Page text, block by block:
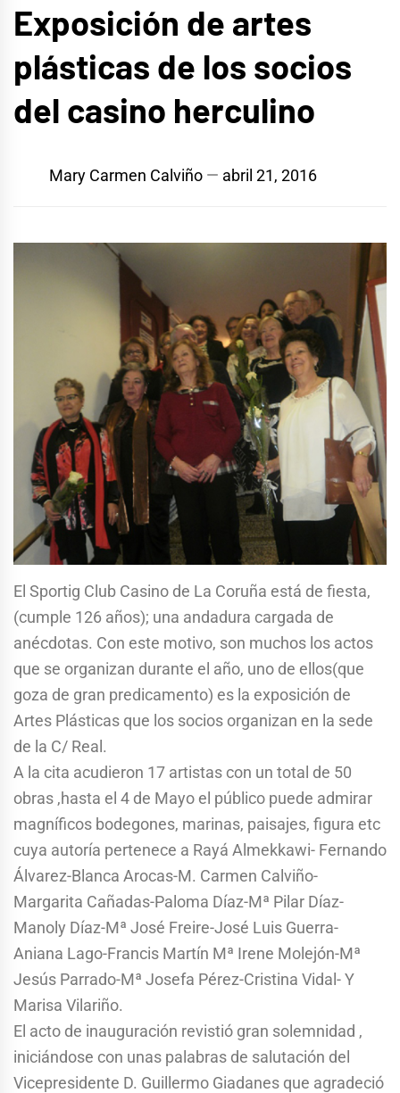
Exposición de artes
plásticas de los socios
del casino herculino
Mary Carmen Calviño abril 21, 2016
El Sportig Club Casino de La Coruña está de fiesta,
(cumple 126 años); una andadura cargada de
anécdotas. Con este motivo, son muchos los actos
que se organizan durante el año, uno de ellos(que
goza de gran predicamento) es la exposición de
Artes Plásticas que los socios organizan en la sede
de la C/ Real.
A la cita acudieron 17 artistas con un total de 50
obras ,hasta el 4 de Mayo el público puede admirar
magníficos bodegones, marinas, paisajes, figura etc
cuya autoría pertenece a Rayá Almekkawi- Fernando
Álvarez-Blanca Arocas-M. Carmen Calviño-
Margarita Cañadas-Paloma Díaz-Mª Pilar Díaz-
Manoly Díaz-Mª José Freire-José Luis Guerra-
Aniana Lago-Francis Martín Mª Irene Molejón-Mª
Jesús Parrado-Mª Josefa Pérez-Cristina Vidal- Y
Marisa Vilariño.
El acto de inauguración revistió gran solemnidad ,
iniciándose con unas palabras de salutación del
Vicepresidente D. Guillermo Giadanes que agradeció